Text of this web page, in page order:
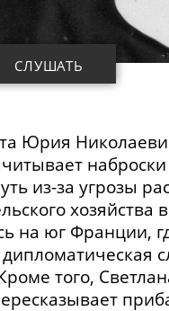
СЛУШАТЬ
Юрия
из-за угрозы
хозяйства
на юг Франции,
того,